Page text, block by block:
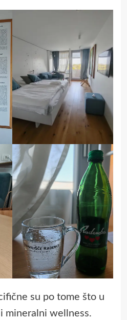
su po tome što u
mineralni wellness.